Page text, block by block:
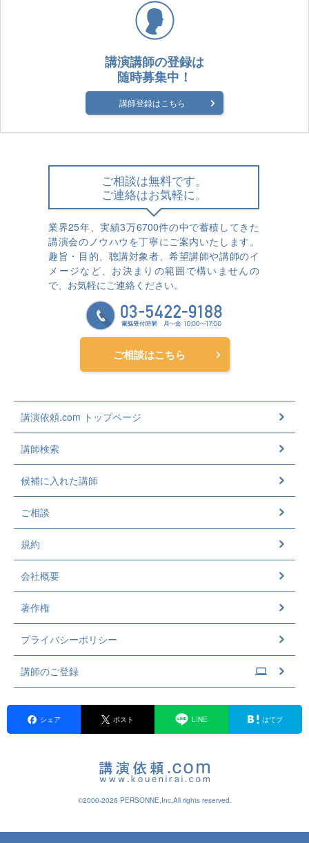
講演講師の登録は
随時募集中！
講師登録はこちら
ご相談は無料です。
ご連絡はお気軽に。
業界25年、実績3万6700件の中で蓄積してきた
講演会のノウハウを丁寧にご案内いたします。
趣旨・目的、聴講対象者、希望講師や講師のイ
メージなど、お決まりの範囲で構いませんの
で、お気軽にご連絡ください。
ご相談はこちら
講演依頼.com トップページ
講師検索
候補に入れた講師
ご相談
規約
会社概要
著作権
プライバシーポリシー
講師のご登録
シェア ポスト LINE はてブ
©2000-2026 PERSONNE,Inc,All rights reserved.